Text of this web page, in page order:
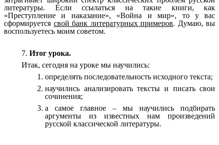
литературы. Если ссылаться на такие книги, как
«Преступление и наказание», «Война и мир», то у вас
сформируется свой банк литературных примеров. Думаю, вы
воспользуетесь моим советом.
7. Итог урока.
Итак, сегодня на уроке мы научились:
определять последовательность исходного текста;
научились анализировать тексты и писать свои
сочинения;
а самое главное – мы научились подбирать
аргументы из известных нам произведений
русской классической литературы.